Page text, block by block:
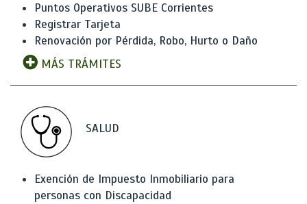
Puntos Operativos SUBE Corrientes
Registrar Tarjeta
Renovación por Pérdida, Robo, Hurto o Daño
MÁS TRÁMITES
SALUD
Exención de Impuesto Inmobiliario para
personas con Discapacidad